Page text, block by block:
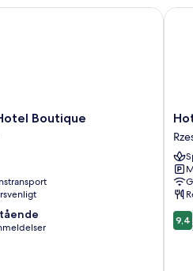
Boutique
Boutique
9.4
ud
9,4